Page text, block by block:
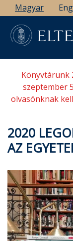
Ugrás
a
tartalomra
Magyar
Könyvtárunk
szeptember
olvasónknak
2020
AZ